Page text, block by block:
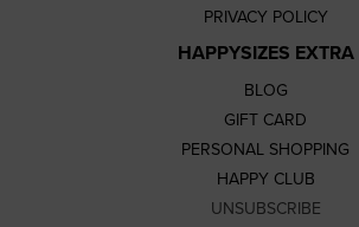
PRIVACY POLICY
HAPPYSIZES EXTRA
BLOG
GIFT CARD
PERSONAL SHOPPING
HAPPY CLUB
UNSUBSCRIBE